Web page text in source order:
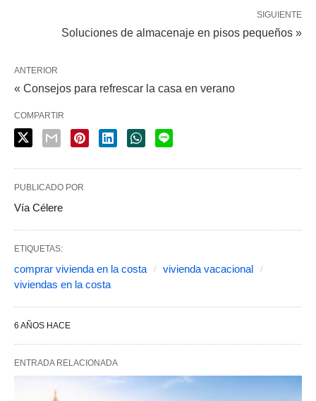
SIGUIENTE
Soluciones de almacenaje en pisos pequeños »
ANTERIOR
« Consejos para refrescar la casa en verano
COMPARTIR
PUBLICADO POR
Vía Célere
ETIQUETAS:
comprar vivienda en la costa
vivienda vacacional
viviendas en la costa
6 AÑOS HACE
ENTRADA RELACIONADA